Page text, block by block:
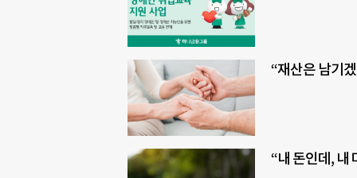
“재산은 남기
“내 돈인데, 내